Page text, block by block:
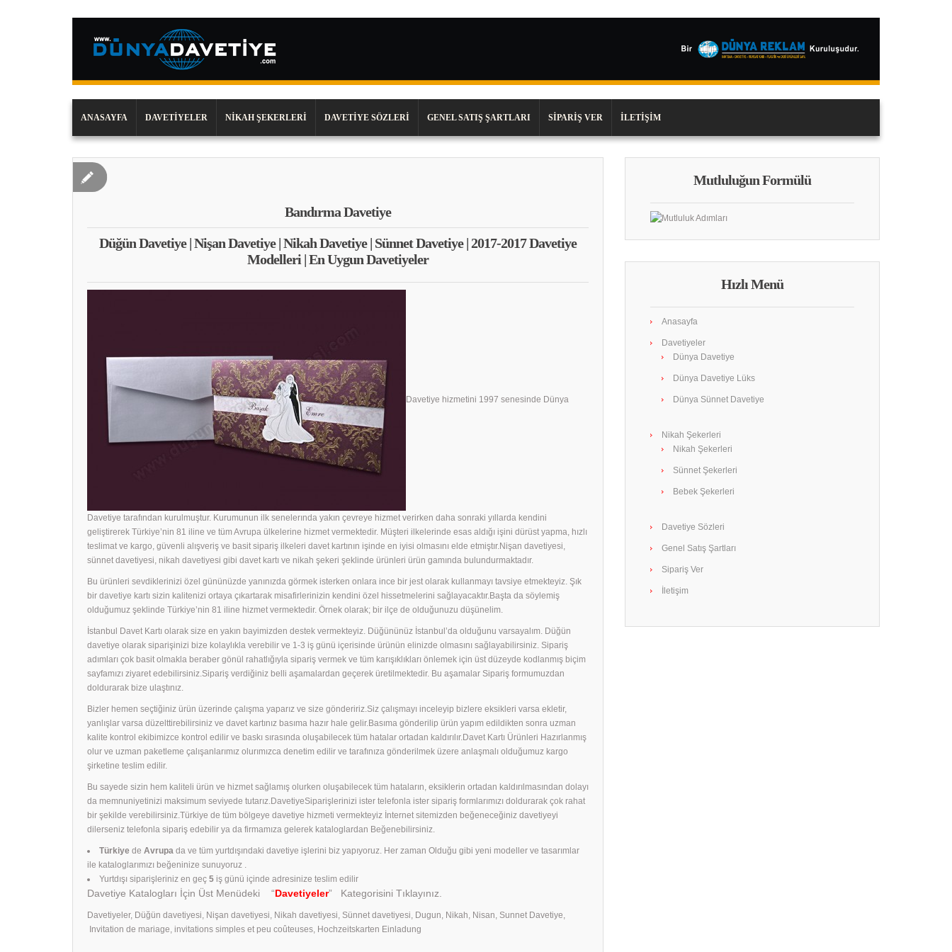
ANASAYFA DAVETIYELER NIKAH ŞEKERLERI DAVETIYE SÖZLERI GENEL SATIŞ ŞARTLARI SIPARIŞ VER İLETIŞIM
Bandırma Davetiye
Düğün Davetiye | Nişan Davetiye | Nikah Davetiye | Sünnet Davetiye | 2017-2017 Davetiye
Modelleri | En Uygun Davetiyeler
Davetiye hizmetini 1997 senesinde Dünya
Davetiye tarafından kurulmuştur. Kurumunun ilk senelerında yakın çevreye hizmet verirken daha sonraki yıllarda kendini
geliştirerek Türkiye’nin 81 iline ve tüm Avrupa ülkelerine hizmet vermektedir. Müşteri ilkelerinde esas aldığı işini dürüst yapma, hızlı
teslimat ve kargo, güvenli alışveriş ve basit sipariş ilkeleri davet kartının işinde en iyisi olmasını elde etmiştır.Nişan davetiyesi,
sünnet davetiyesi, nikah davetiyesi gibi davet kartı ve nikah şekeri şeklinde ürünleri ürün gamında bulundurmaktadır.
Bu ürünleri sevdiklerinizi özel gününüzde yanınızda görmek isterken onlara ince bir jest olarak kullanmayı tavsiye etmekteyiz. Şık
bir davetiye kartı sizin kalitenizi ortaya çıkartarak misafirlerinizin kendini özel hissetmelerini sağlayacaktır.Başta da söylemiş
olduğumuz şeklinde Türkiye’nin 81 iline hizmet vermektedir. Örnek olarak; bir ilçe de olduğunuzu düşünelim.
İstanbul Davet Kartı olarak size en yakın bayimizden destek vermekteyiz. Düğününüz İstanbul’da olduğunu varsayalım. Düğün
davetiye olarak siparişinizi bize kolaylıkla verebilir ve 1-3 iş günü içerisinde ürünün elinizde olmasını sağlayabilirsiniz. Sipariş
adımları çok basit olmakla beraber gönül rahatlığıyla sipariş vermek ve tüm karışıklıkları önlemek için üst düzeyde kodlanmış biçim
sayfamızı ziyaret edebilirsiniz.Sipariş verdiğiniz belli aşamalardan geçerek üretilmektedir. Bu aşamalar Sipariş formumuzdan
doldurarak bize ulaştınız.
Bizler hemen seçtiğiniz ürün üzerinde çalışma yaparız ve size göndeririz.Siz çalışmayı inceleyip bizlere eksikleri varsa ekletir,
yanlışlar varsa düzelttirebilirsiniz ve davet kartınız basıma hazır hale gelir.Basıma gönderilip ürün yapım edildikten sonra uzman
kalite kontrol ekibimizce kontrol edilir ve baskı sırasında oluşabilecek tüm hatalar ortadan kaldırılır.Davet Kartı Ürünleri Hazırlanmış
olur ve uzman paketleme çalışanlarımız olurımızca denetim edilir ve tarafınıza gönderilmek üzere anlaşmalı olduğumuz kargo
şirketine teslim edilir.
Bu sayede sizin hem kaliteli ürün ve hizmet sağlamış olurken oluşabilecek tüm hataların, eksiklerin ortadan kaldırılmasından dolayı
da memnuniyetinizi maksimum seviyede tutarız.DavetiyeSiparişlerinizi ister telefonla ister sipariş formlarımızı doldurarak çok rahat
bir şekilde verebilirsiniz.Türkiye de tüm bölgeye davetiye hizmeti vermekteyiz İnternet sitemizden beğeneceğiniz davetiyeyi
dilerseniz telefonla sipariş edebilir ya da firmamıza gelerek kataloglardan Beğenebilirsiniz.
Türkiye de Avrupa da ve tüm yurtdışındaki davetiye işlerini biz yapıyoruz. Her zaman Olduğu gibi yeni modeller ve tasarımlar
ile kataloglarımızı beğeninize sunuyoruz .
Yurtdışı siparişleriniz en geç 5 iş günü içinde adresinize teslim edilir
Davetiye Katalogları İçin Üst Menüdeki “Davetiyeler” Kategorisini Tıklayınız.
Davetiyeler, Düğün davetiyesi, Nişan davetiyesi, Nikah davetiyesi, Sünnet davetiyesi, Dugun, Nikah, Nisan, Sunnet Davetiye,
Invitation de mariage, invitations simples et peu coûteuses, Hochzeitskarten Einladung
Mutluluğun Formülü
Hızlı Menü
Anasayfa
Davetiyeler
Dünya Davetiye
Dünya Davetiye Lüks
Dünya Sünnet Davetiye
Nikah Şekerleri
Nikah Şekerleri
Sünnet Şekerleri
Bebek Şekerleri
Davetiye Sözleri
Genel Satış Şartları
Sipariş Ver
İletişim